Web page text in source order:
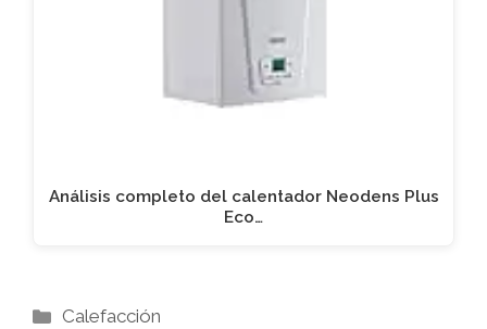
Análisis completo del calentador Neodens Plus
Eco…
Categorías
Calefacción